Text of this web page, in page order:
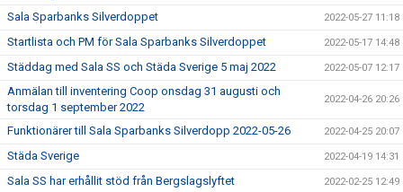
Sala Sparbanks Silverdoppet 2022-05-27 11:18
Startlista och PM för Sala Sparbanks Silverdoppet 2022-05-17 14:48
Städdag med Sala SS och Städa Sverige 5 maj 2022 2022-05-07 12:17
Anmälan till inventering Coop onsdag 31 augusti och
torsdag 1 september 2022
2022-04-26 20:26
Funktionärer till Sala Sparbanks Silverdopp 2022-05-26 2022-04-25 20:07
Städa Sverige 2022-04-19 14:31
Sala SS har erhållit stöd från Bergslagslyftet 2022-02-25 12:49